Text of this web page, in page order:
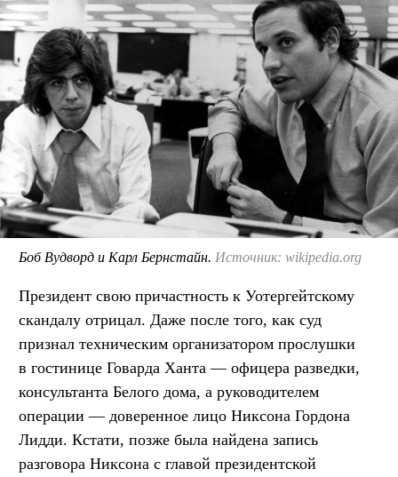
Боб Вудворд и Карл Бернстайн. Источник: wikipedia.org
Президент свою причастность к Уотергейтскому
скандалу отрицал. Даже после того, как суд
признал техническим организатором прослушки
в гостинице Говарда Ханта — офицера разведки,
консультанта Белого дома, а руководителем
операции — доверенное лицо Никсона Гордона
Лидди. Кстати, позже была найдена запись
разговора Никсона с главой президентской